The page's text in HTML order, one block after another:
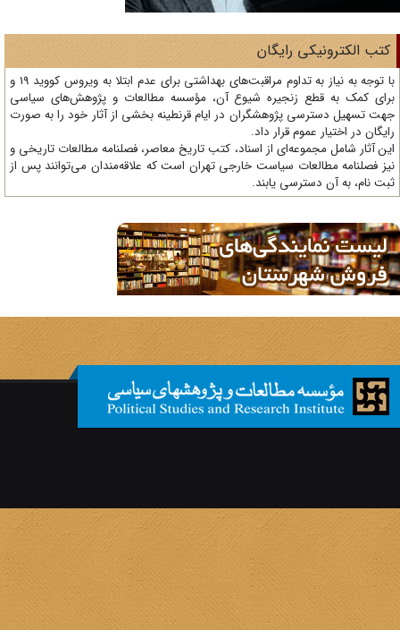
الکترونیکی رایگان
با توجه به نیاز به تداوم مراقبت‌های بهداشتی برای عدم ابتلا به ویروس کووید 19 و
کمک به قطع زنجیره شیوع آن، مؤسسه مطالعات و پژوهش‌های سیاسی
تسهیل دسترسی پژوهشگران در ایام قرنطینه بخشی از آثار خود را به صورت
در اختیار عموم قرار داد.
آثار شامل مجموعه‌ای از اسناد، کتب تاریخ معاصر، فصلنامه‌ مطالعات تاریخی و
فصلنامه مطالعات سیاست خارجی تهران است که علاقه‌مندان می‌توانند پس از
نام، به آن دسترسی یابند.